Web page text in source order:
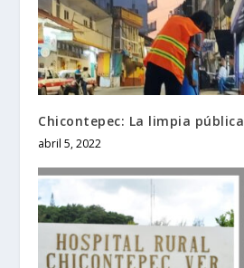
Chicontepec: La limpia pública
abril 5, 2022